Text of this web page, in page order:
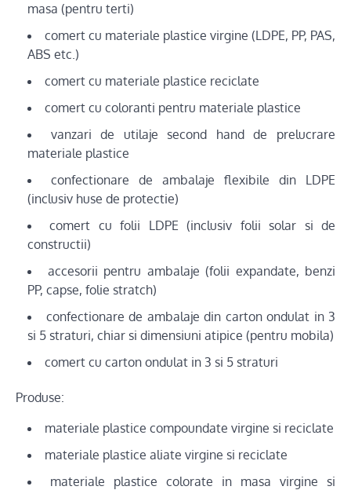
masa (pentru terti)
comert cu materiale plastice virgine (LDPE, PP, PAS,
ABS etc.)
comert cu materiale plastice reciclate
comert cu coloranti pentru materiale plastice
vanzari de utilaje second hand de prelucrare
materiale plastice
confectionare de ambalaje flexibile din LDPE
(inclusiv huse de protectie)
comert cu folii LDPE (inclusiv folii solar si de
constructii)
accesorii pentru ambalaje (folii expandate, benzi
PP, capse, folie stratch)
confectionare de ambalaje din carton ondulat in 3
si 5 straturi, chiar si dimensiuni atipice (pentru mobila)
comert cu carton ondulat in 3 si 5 straturi
Produse:
materiale plastice compoundate virgine si reciclate
materiale plastice aliate virgine si reciclate
materiale plastice colorate in masa virgine si